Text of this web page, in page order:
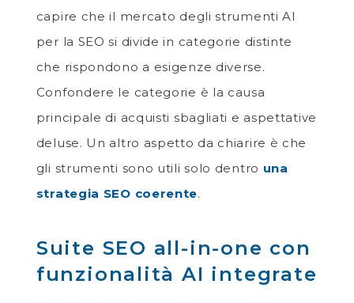
capire che il mercato degli strumenti AI
per la SEO si divide in categorie distinte
che rispondono a esigenze diverse.
Confondere le categorie è la causa
principale di acquisti sbagliati e aspettative
deluse. Un altro aspetto da chiarire è che
gli strumenti sono utili solo dentro una
strategia SEO coerente.
Suite SEO all-in-one con
funzionalità AI integrate